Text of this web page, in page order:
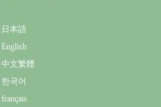
日本語
English
中文繁體
한국어
français